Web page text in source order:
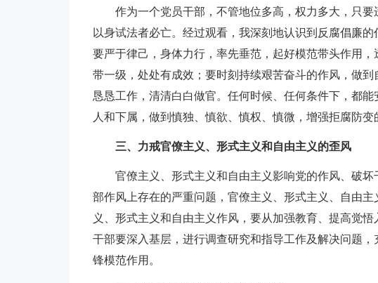
作为一个党员干部，不管地位多高，权力多大，只
以身试法者必亡。经过观看，我深刻地认识到反腐倡廉
要严于律己，身体力行，率先垂范，起好模范带头作用
带一级，处处有成效；要时刻持续艰苦奋斗的作风，做
恳恳工作，清清白白做官。任何时候、任何条件下，都
人和下属，做到慎独、慎欲、慎权、慎微，增强拒腐防变
三、力戒官僚主义、形式主义和自由主义的歪风
官僚主义、形式主义和自由主义影响党的作风、破
部作风上存在的严重问题，官僚主义、形式主义、自由
义、形式主义和自由主义作风，要从加强教育、提高觉
干部要深入基层，进行调查研究和指导工作及解决问题
锋模范作用。